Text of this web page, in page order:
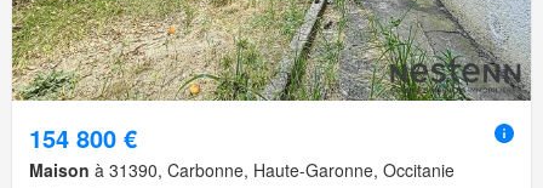
154 800 €
Maison à 31390, Carbonne, Haute-Garonne, Occitanie